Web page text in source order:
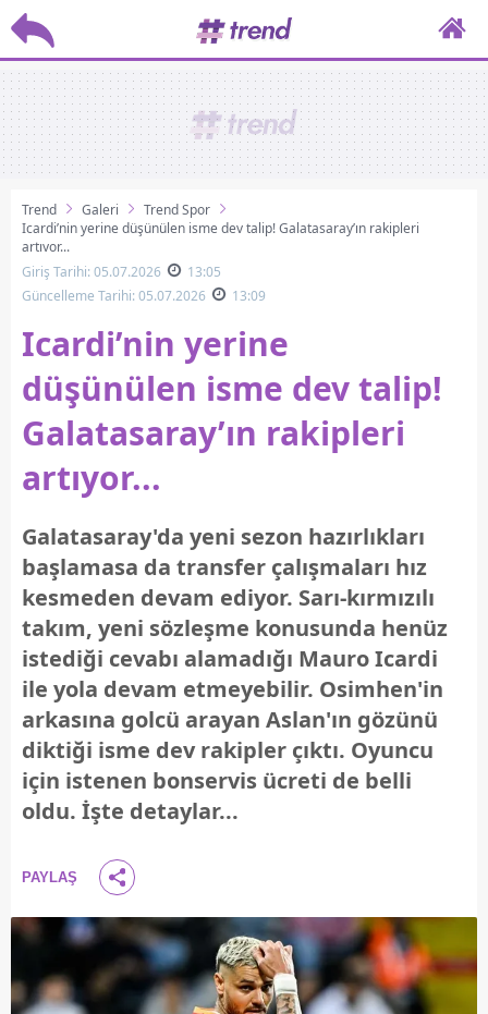
Trend Galeri
Trend Spor
Icardi’nin yerine düşünülen isme dev talip! Galatasaray’ın rakipleri
artıyor...
Giriş Tarihi: 05.07.2026
13:05
Güncelleme Tarihi: 05.07.2026
13:09
Icardi’nin yerine
düşünülen isme dev talip!
Galatasaray’ın rakipleri
artıyor...
Galatasaray'da yeni sezon hazırlıkları
başlamasa da transfer çalışmaları hız
kesmeden devam ediyor. Sarı-kırmızılı
takım, yeni sözleşme konusunda henüz
istediği cevabı alamadığı Mauro Icardi
ile yola devam etmeyebilir. Osimhen'in
arkasına golcü arayan Aslan'ın gözünü
diktiği isme dev rakipler çıktı. Oyuncu
için istenen bonservis ücreti de belli
oldu. İşte detaylar...
PAYLAŞ